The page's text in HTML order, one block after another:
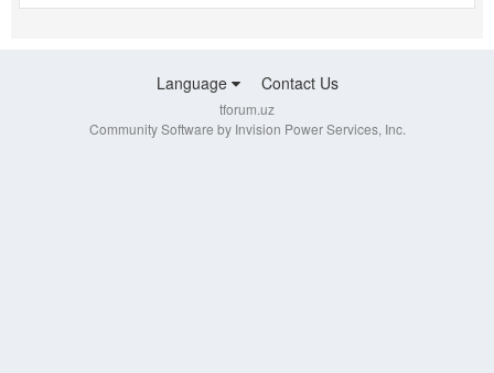
Language Contact Us
tforum.uz
Community Software by Invision Power Services, Inc.